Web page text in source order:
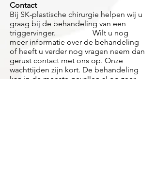
Contact
Bij SK-plastische chirurgie helpen wij u
graag bij de behandeling van een
triggervinger. Wilt u nog
meer informatie over de behandeling
of heeft u verder nog vragen neem dan
gerust contact met ons op. Onze
wachttijden zijn kort. De behandeling
kan in de meeste gevallen al op zeer